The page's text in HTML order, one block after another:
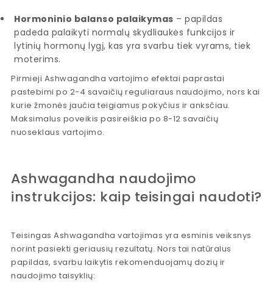
Hormoninio balanso palaikymas – papildas
padeda palaikyti normalų skydliaukės funkcijos ir
lytinių hormonų lygį, kas yra svarbu tiek vyrams, tiek
moterims.
Pirmieji Ashwagandha vartojimo efektai paprastai
pastebimi po 2-4 savaičių reguliaraus naudojimo, nors kai
kurie žmonės jaučia teigiamus pokyčius ir anksčiau.
Maksimalus poveikis pasireiškia po 8-12 savaičių
nuoseklaus vartojimo.
Ashwagandha naudojimo
instrukcijos: kaip teisingai naudoti?
Teisingas Ashwagandha vartojimas yra esminis veiksnys
norint pasiekti geriausių rezultatų. Nors tai natūralus
papildas, svarbu laikytis rekomenduojamų dozių ir
naudojimo taisyklių: